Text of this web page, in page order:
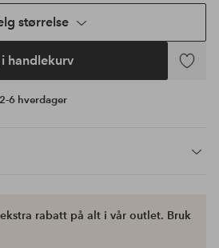
størrelse
handlekurv
Legg
6 hverdager
rabatt på alt i vår outlet. Bruk